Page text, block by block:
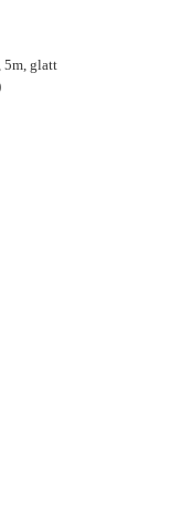
5m, glatt